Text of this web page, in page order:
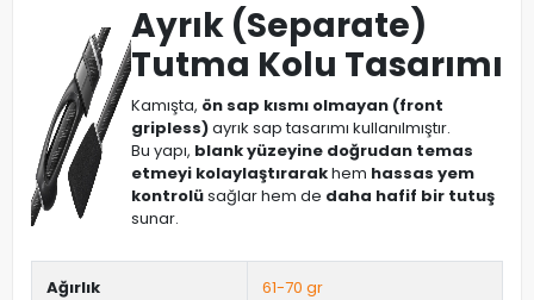
Ayrık (Separate)
Tutma Kolu Tasarımı
Kamışta, ön sap kısmı olmayan (front
gripless)ayrık sap tasarımı kullanılmıştır.
Bu yapı, blank yüzeyine doğrudan temas
etmeyi kolaylaştırarakhem hassas yem
kontrolüsağlar hem de daha hafif bir tutuş
sunar.
Ağırlık 61-70 gr